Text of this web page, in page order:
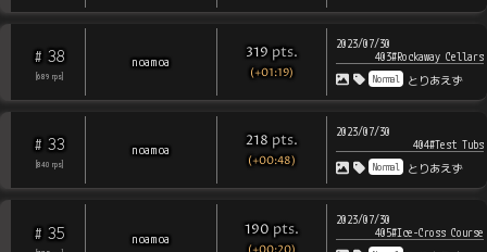
# 38
[689 rps
noamoa 319 pts.
(+01:19)
2023/07/30
403#Rockaway Cellars
Normal とりあえず
# 33
[840 rps
noamoa 218 pts.
(+00:48)
2023/07/30
404#Test Tubs
Normal とりあえず
# 35 noamoa 190 pts.
2023/07/30
405#Ice-Cross Course